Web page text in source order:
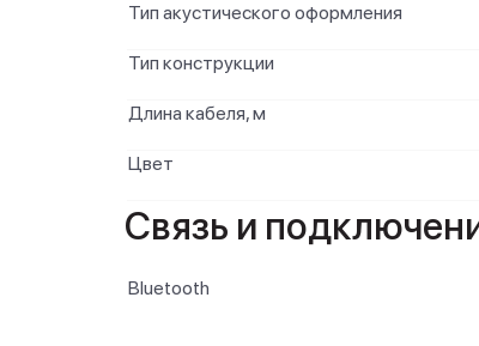
Тип акустического оформления
Тип конструкции
Длина кабеля, м
Цвет
Связь и
Bluetooth